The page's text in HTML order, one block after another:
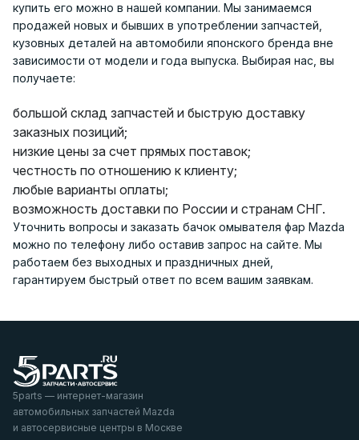
купить его можно в нашей компании. Мы занимаемся
продажей новых и бывших в употреблении запчастей,
кузовных деталей на автомобили японского бренда вне
зависимости от модели и года выпуска. Выбирая нас, вы
получаете:
большой склад запчастей и быструю доставку
заказных позиций;
низкие цены за счет прямых поставок;
честность по отношению к клиенту;
любые варианты оплаты;
возможность доставки по России и странам СНГ.
Уточнить вопросы и заказать бачок омывателя фар Mazda
можно по телефону либо оставив запрос на сайте. Мы
работаем без выходных и праздничных дней,
гарантируем быстрый ответ по всем вашим заявкам.
5parts — интернет-магазин
автомобильных запчастей Mazda
и автосервисные центры в Москве